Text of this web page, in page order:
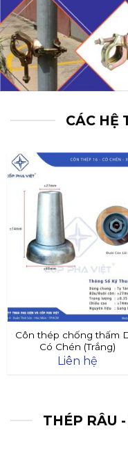
CÁC HỆ
Côn thép chống thấm
Có Chén (Trắng)
Liên hệ
THÉP RÂU